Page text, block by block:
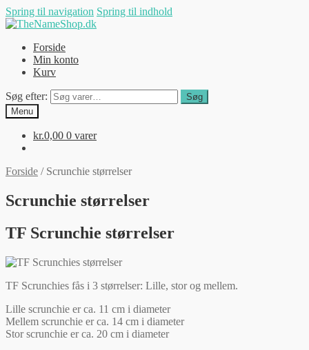
Spring til navigation Spring til indhold
Forside
Min konto
Kurv
Søg efter:
Søg
Menu
kr.0,00 0 varer
Forside / Scrunchie størrelser
Scrunchie størrelser
TF Scrunchie størrelser
TF Scrunchies fås i 3 størrelser: Lille, stor og mellem.
Lille scrunchie er ca. 11 cm i diameter
Mellem scrunchie er ca. 14 cm i diameter
Stor scrunchie er ca. 20 cm i diameter